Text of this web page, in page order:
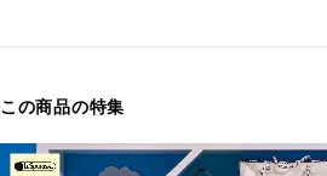
この商品の特集